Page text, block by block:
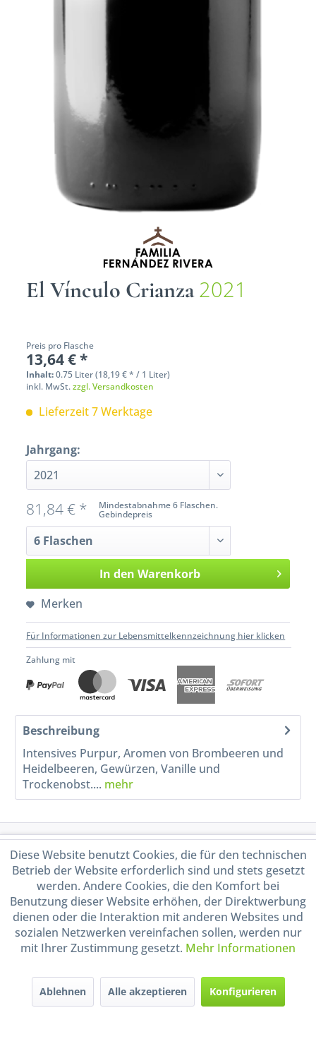
El Vínculo Crianza2021
Preis pro Flasche
13,64 € *
Inhalt:0.75 Liter (18,19 € * / 1 Liter)
inkl. MwSt.zzgl. Versandkosten
Lieferzeit 7 Werktage
Jahrgang:
Mindestabnahme 6 Flaschen.
Gebindepreis
81,84 € *
In den Warenkorb
Merken
Für Informationen zur Lebensmittelkennzeichnung hier klicken
Zahlung mit
Beschreibung
Intensives Purpur, Aromen von Brombeeren und
Heidelbeeren, Gewürzen, Vanille und
Trockenobst.... mehr
Service Hotline
Shop Service
Informationen
Handel mit BIO-Weinen
durch DE-ÖKO-009
Diese Website benutzt Cookies, die für den technischen
Betrieb der Website erforderlich sind und stets gesetzt
werden. Andere Cookies, die den Komfort bei
Benutzung dieser Website erhöhen, der Direktwerbung
dienen oder die Interaktion mit anderen Websites und
sozialen Netzwerken vereinfachen sollen, werden nur
mit Ihrer Zustimmung gesetzt. Mehr Informationen
Ablehnen Alle akzeptieren Konfigurieren